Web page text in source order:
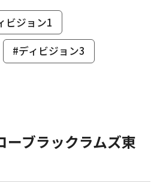
ビジョン1
#ディビジョン3
ーブラックラムズ東